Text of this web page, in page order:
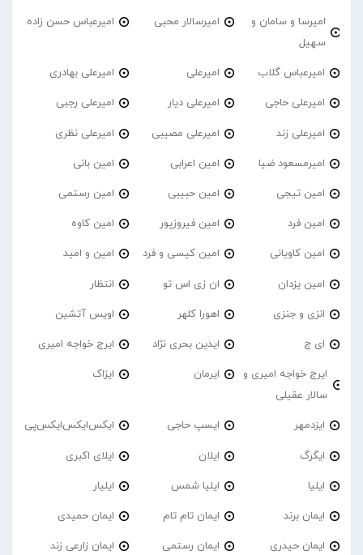
امیرسا و سامان و
سهیل
امیرسالار محبی امیرعباس حسن زاده
امیرعباس گلاب امیرعلی امیرعلی بهادری
امیرعلی حاجی امیرعلی دیار امیرعلی رجبی
امیرعلی زند امیرعلی مصیبی امیرعلی نظری
امیرمسعود ضیا امین اعرابی امین بانی
امین تیجی امین حبیبی امین رستمی
امین فرد امین فیروزپور امین کاوه
امین کاویانی امین کیسی و فرد امین و امید
امین یزدان ان زی اس تو انتظار
انزی و جنزی اهورا کلهر اویس آتشین
ای ج ایدین بحری نژاد ایرج خواجه امیری
ایرج خواجه امیری و
سالار عقیلی
ایرمان ایزاک
ایزدمهر ایسپ حاجی ایکس‌ایکس‌ایکس‌پی
ایگرگ ایلان ایلای اکبری
ایلیا ایلیا شمس ایلیار
ایمان برند ایمان تام تام ایمان حمیدی
ایمان حیدری ایمان رستمی ایمان زارعی زند